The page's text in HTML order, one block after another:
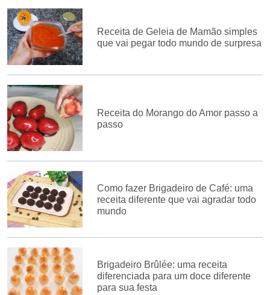
Receita de Geleia de Mamão simples
que vai pegar todo mundo de surpresa
Receita do Morango do Amor passo a
passo
Como fazer Brigadeiro de Café: uma
receita diferente que vai agradar todo
mundo
Brigadeiro Brûlée: uma receita
diferenciada para um doce diferente
para sua festa